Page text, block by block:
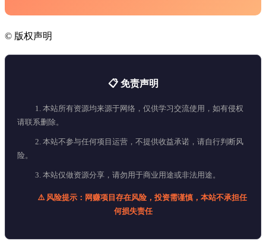
© 版权声明
📋 免责声明
1. 本站所有资源均来源于网络，仅供学习交流使用，如有侵权
请联系删除。
2. 本站不参与任何项目运营，不提供收益承诺，请自行判断风
险。
3. 本站仅做资源分享，请勿用于商业用途或非法用途。
⚠️ 风险提示：网赚项目存在风险，投资需谨慎，本站不承担任
何损失责任